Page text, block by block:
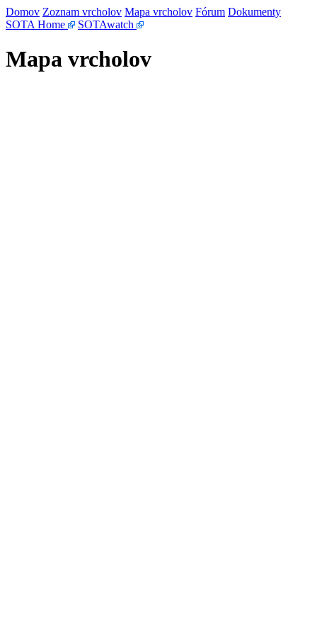
Domov Zoznam vrcholov Mapa vrcholov Fórum Dokumenty
SOTA Home
SOTAwatch
Mapa vrcholov